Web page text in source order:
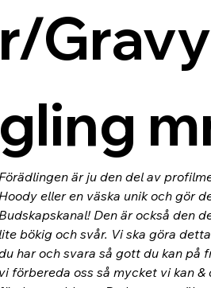
är ju den del av
eller en väska unik och gör
Den är också den
bökig och svår. Vi ska göra
har och svara så gott du kan på
förbereda oss så mycket vi kan